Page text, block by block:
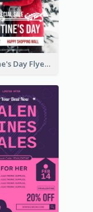
Valentine's Day Flyer With Photo Of Couple